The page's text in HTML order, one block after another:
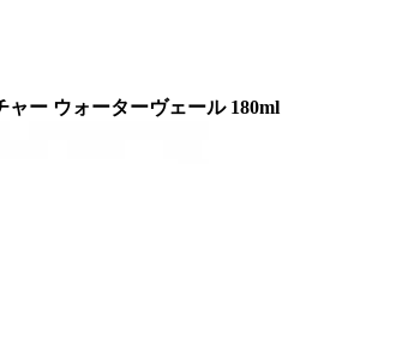
ー ウォーターヴェール 180ml